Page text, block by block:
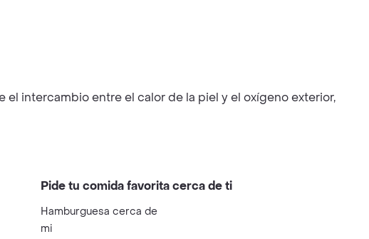
intercambio entre el calor de la piel y el oxígeno exterior,
Pide tu comida favorita cerca de ti
Hamburguesa cerca de
mi